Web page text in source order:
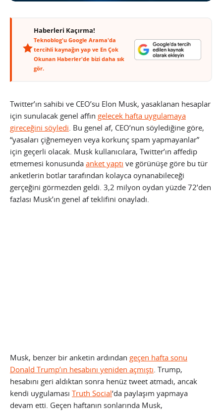
Haberleri Kaçırma!
Teknoblog'u Google Arama'da
tercihli kaynağın yap ve En Çok
Okunan Haberler'de bizi daha sık
gör.
Twitter’ın sahibi ve CEO’su Elon Musk, yasaklanan hesaplar
için sunulacak genel affın gelecek hafta uygulamaya
gireceğini söyledi. Bu genel af, CEO’nun söylediğine göre,
“yasaları çiğnemeyen veya korkunç spam yapmayanlar”
için geçerli olacak. Musk kullanıcılara, Twitter’ın affedip
etmemesi konusunda anket yaptı ve görünüşe göre bu tür
anketlerin botlar tarafından kolayca oynanabileceği
gerçeğini görmezden geldi. 3,2 milyon oydan yüzde 72’den
fazlası Musk’ın genel af teklifini onayladı.
Musk, benzer bir anketin ardından geçen hafta sonu
Donald Trump’ın hesabını yeniden açmıştı. Trump,
hesabını geri aldıktan sonra henüz tweet atmadı, ancak
kendi uygulaması Truth Social‘da paylaşım yapmaya
devam etti. Geçen haftanın sonlarında Musk,